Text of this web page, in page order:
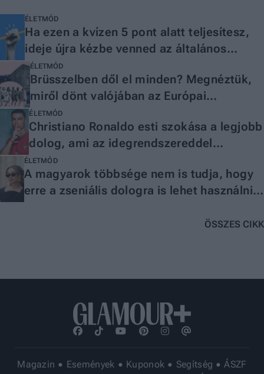
ÉLETMÓD
Ha ezen a kvízen 5 pont alatt teljesítesz,
ideje újra kézbe venned az általános
iskolás nyelvtankönyvet
ÉLETMÓD
Brüsszelben dől el minden? Megnéztük,
miről dönt valójában az Európai
Parlament
ÉLETMÓD
Christiano Ronaldo esti szokása a legjobb
dolog, ami az idegrendszereddel
történhet
ÉLETMÓD
A magyarok többsége nem is tudja, hogy
erre a zseniális dologra is lehet használni
az egészségpénztárat
ÖSSZES CIKK
Magazin Események Kuponok Segítség
ÁSZF